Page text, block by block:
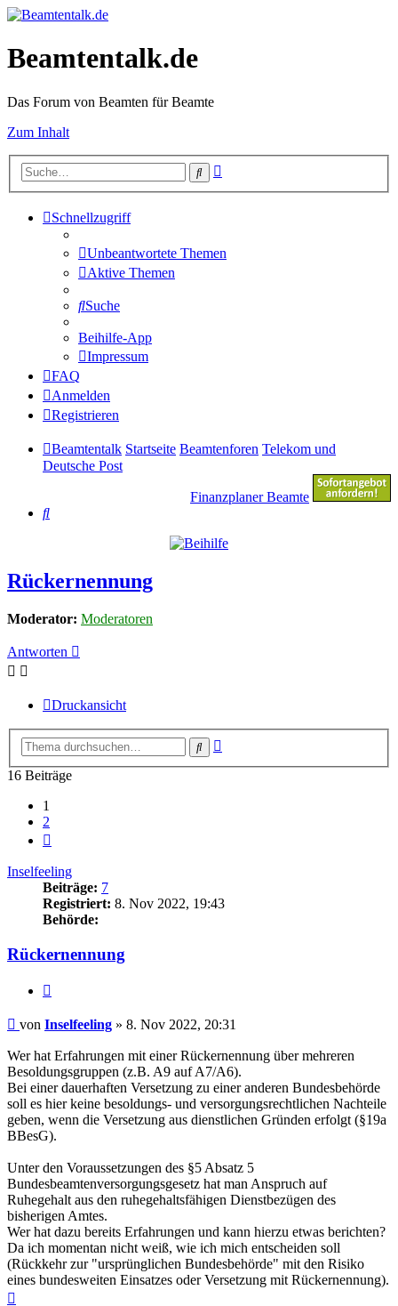
Beamtentalk.de
Das Forum von Beamten für Beamte
Zum Inhalt
Suche
Schnellzugriff
Unbeantwortete Themen
Aktive Themen
Suche
Beihilfe-App
Impressum
FAQ
Anmelden
Registrieren
Beamtentalk Startseite Beamtenforen Telekom und
Deutsche Post
Finanzplaner Beamte
Suche
Rückernennung
Moderator: Moderatoren
Antworten
Druckansicht
Suche
16 Beiträge
1
2
Inselfeeling
Beiträge: 7
Registriert: 8. Nov 2022, 19:43
Behörde:
Rückernennung
Beitrag
von Inselfeeling » 8. Nov 2022, 20:31
Wer hat Erfahrungen mit einer Rückernennung über mehreren
Besoldungsgruppen (z.B. A9 auf A7/A6).
Bei einer dauerhaften Versetzung zu einer anderen Bundesbehörde
soll es hier keine besoldungs- und versorgungsrechtlichen Nachteile
geben, wenn die Versetzung aus dienstlichen Gründen erfolgt (§19a
BBesG).
Unter den Voraussetzungen des §5 Absatz 5
Bundesbeamtenversorgungsgesetz hat man Anspruch auf
Ruhegehalt aus den ruhegehaltsfähigen Dienstbezügen des
bisherigen Amtes.
Wer hat dazu bereits Erfahrungen und kann hierzu etwas berichten?
Da ich momentan nicht weiß, wie ich mich entscheiden soll
(Rückkehr zur "ursprünglichen Bundesbehörde" mit den Risiko
eines bundesweiten Einsatzes oder Versetzung mit Rückernennung).